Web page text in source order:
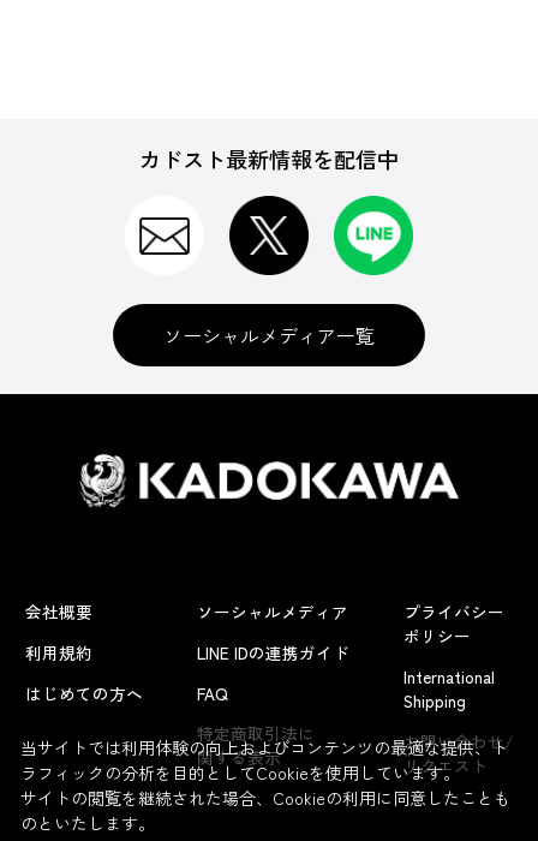
カドスト最新情報を配信中
ソーシャルメディア一覧
会社概要
利用規約
はじめての方へ
ソーシャルメディア
LINE IDの連携ガイド
FAQ
特定商取引法に
関する表示
プライバシー
ポリシー
International
Shipping
お問い合わせ/
リクエスト
当サイトでは利用体験の向上およびコンテンツの最適な提供、ト
ラフィックの分析を目的としてCookieを使用しています。
サイトの閲覧を継続された場合、Cookieの利用に同意したことも
のといたします。